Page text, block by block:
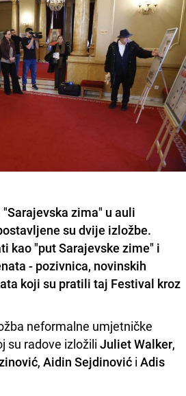
zima" u auli
su dvije izložbe.
kao "put Sarajevske zime" i
- pozivnica, novinskih
koji su pratili taj Festival kroz
neformalne umjetničke
su radove izložili Juliet Walker,
, Aidin Sejdinović i Adis